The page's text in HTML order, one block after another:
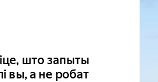
што запыты
вы, а не робат